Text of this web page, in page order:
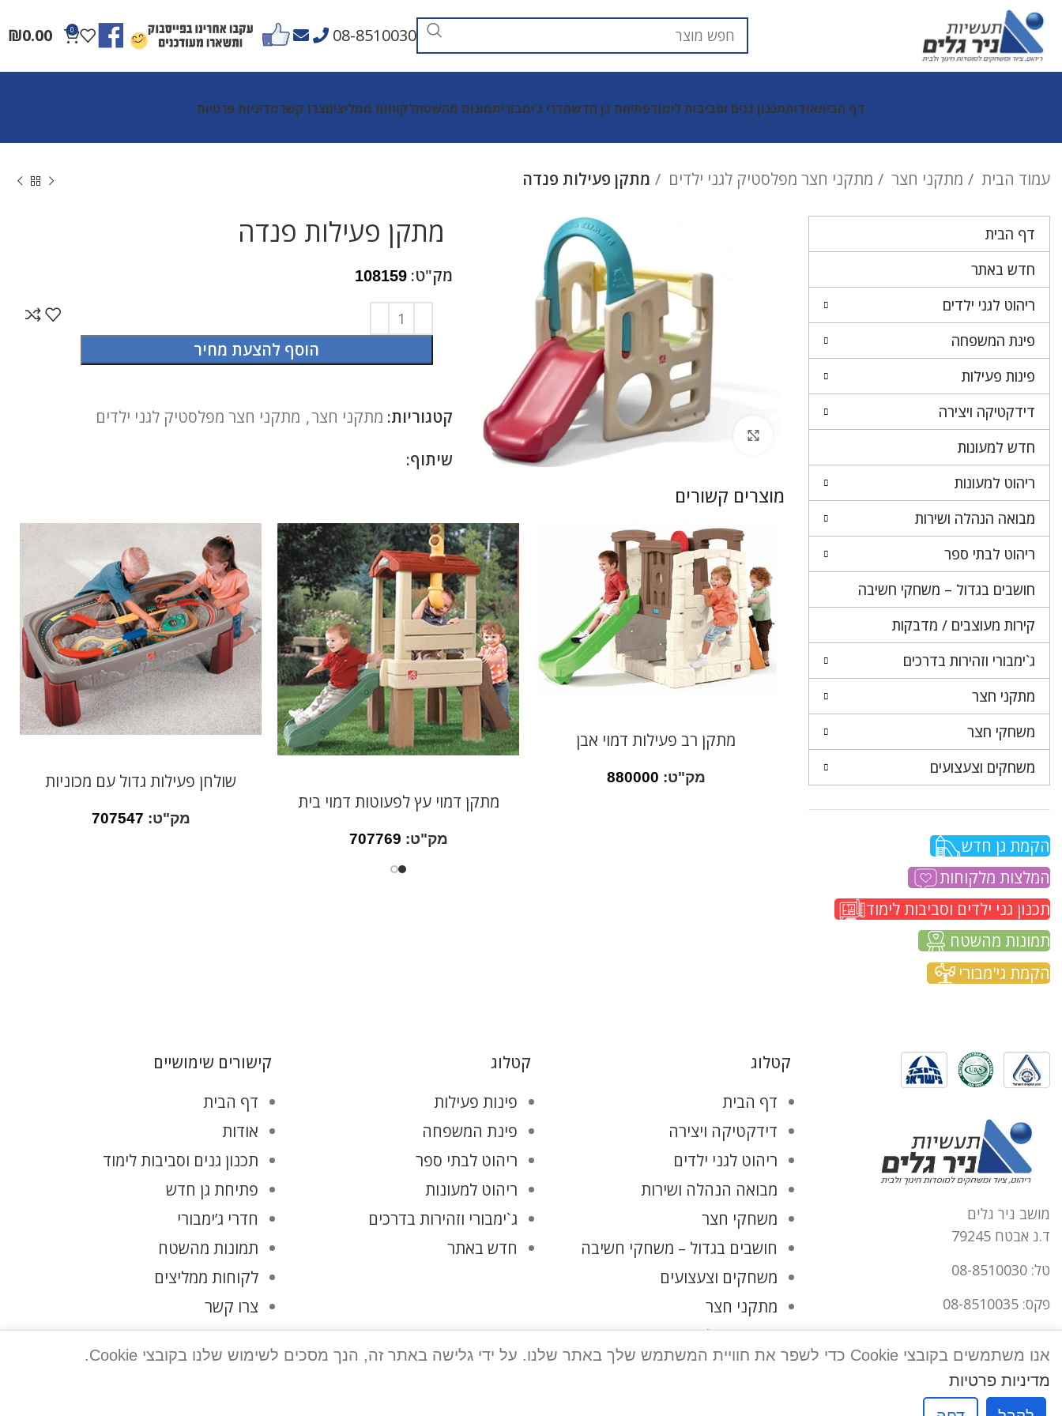
08-8510030
0
₪0.00
דף הביתאודותתכנון גנים וסביבות לימודפתיחת גן חדשחדרי ג’ימבוריתמונות מהשטחלקוחות ממליציםצרו קשרמדיניות פרטיות
עמוד הבית מתקני חצר מתקני חצר מפלסטיק לגני ילדים מתקן פעילות פנדה
דף הבית
חדש באתר
ריהוט לגני ילדים
פינת המשפחה
פינות פעילות
דידקטיקה ויצירה
חדש למעונות
ריהוט למעונות
מבואה הנהלה ושירות
ריהוט לבתי ספר
חושבים בגדול – משחקי חשיבה
קירות מעוצבים / מדבקות
ג`ימבורי וזהירות בדרכים
מתקני חצר
משחקי חצר
משחקים וצעצועים
הקמת גן חדש
המלצות מלקוחות
תכנון גני ילדים וסביבות לימוד
תמונות מהשטח
הקמת גי'מבורי
לחץ להגדלה
מתקן פעילות פנדה
מק"ט: 108159
הוסף להצעת מחיר
קטגוריות: מתקני חצר, מתקני חצר מפלסטיק לגני ילדים
שיתוף:
מוצרים קשורים
מתקן רב פעילות דמוי אבן
מק"ט: 880000
מתקן דמוי עץ לפעוטות דמוי בית
מק"ט: 707769
שולחן פעילות גדול עם מכוניות
מק"ט: 707547
מושב ניר גלים
ד.נ אבטח 79245
טל: 08-8510030
פקס: 08-8510035
קטלוג
דף הבית
דידקטיקה ויצירה
ריהוט לגני ילדים
מבואה הנהלה ושירות
משחקי חצר
חושבים בגדול – משחקי חשיבה
משחקים וצעצועים
מתקני חצר
החשבון שלי
קטלוג
פינות פעילות
פינת המשפחה
ריהוט לבתי ספר
ריהוט למעונות
ג`ימבורי וזהירות בדרכים
חדש באתר
קישורים שימושיים
דף הבית
אודות
תכנון גנים וסביבות לימוד
פתיחת גן חדש
חדרי ג’ימבורי
תמונות מהשטח
לקוחות ממליצים
צרו קשר
מדיניות פרטיות
אנו משתמשים בקובצי Cookie כדי לשפר את חוויית המשתמש שלך באתר שלנו. על ידי גלישה באתר זה, הנך מסכים לשימוש שלנו בקובצי Cookie.
מדיניות פרטיות